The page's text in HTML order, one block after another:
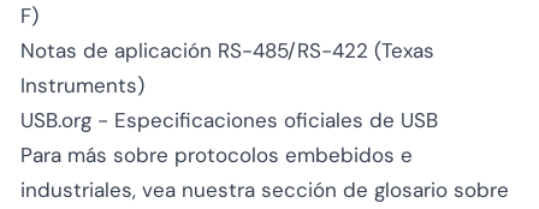
F)
Notas de aplicación RS-485/RS-422 (Texas
Instruments)
USB.org - Especificaciones oficiales de USB
Para más sobre protocolos embebidos e
industriales, vea nuestra sección de glosario sobre